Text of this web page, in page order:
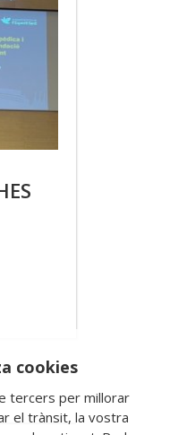
cookies
tercers per millorar
el trànsit, la vostra